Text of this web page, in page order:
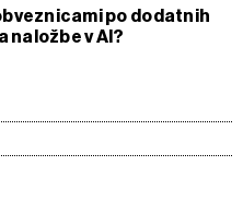
po dodatnih
naložbe v AI?